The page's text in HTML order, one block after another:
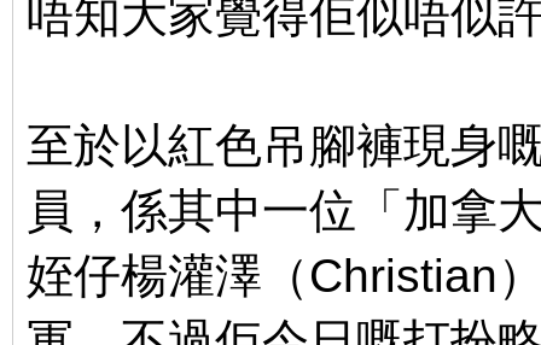
唔知大家覺得佢似唔似
至於以紅色吊腳褲現身
員，係其中一位「加拿
姪仔楊灌澤（Christian